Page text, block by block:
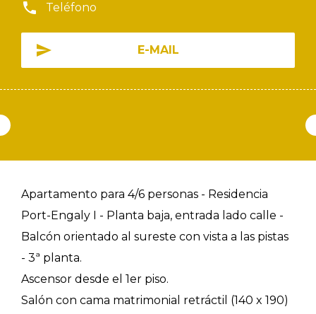
Teléfono
E-MAIL
Apartamento para 4/6 personas - Residencia
Port-Engaly I - Planta baja, entrada lado calle -
Balcón orientado al sureste con vista a las pistas
- 3ª planta.
Ascensor desde el 1er piso.
Salón con cama matrimonial retráctil (140 x 190)